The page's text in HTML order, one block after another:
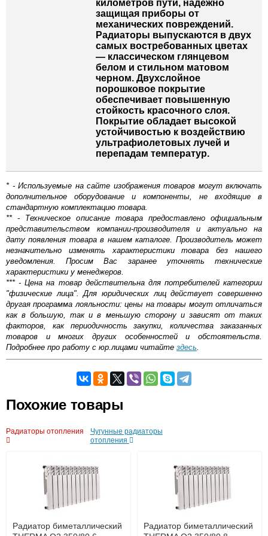
километров пути, надежно
защищая приборы от
механических повреждений.
Радиаторы выпускаются в двух
самых востребованных цветах
— классическом глянцевом
белом и стильном матовом
черном. Двухслойное
порошковое покрытие
обеспечивает повышенную
стойкость красочного слоя.
Покрытие обладает высокой
устойчивостью к воздействию
ультрафиолетовых лучей и
перепадам температур.
* - Используемые на сайте изображения товаров могут включать
дополнительное оборудование и компоненты, не входящие в
стандартную комплектацию товара.
** - Техническое описание товара предоставлено официальным
представительством компании-производителя и актуально на
дату появления товара в нашем каталоге. Производитель может
незначительно изменять характеристики товара без нашего
уведомления. Просим Вас заранее уточнять технические
характеристики у менеджеров.
*** - Цена на товар действительна для потребителей категории
"физические лица". Для юридических лиц действует совершенно
другая программа лояльности: цены на товары могут отличаться
как в большую, так и в меньшую сторону и зависят от таких
факторов, как периодичность закупки, количества заказанных
товаров и многих других особенностей и обстоятельств.
Подробнее про работу с юр.лицами читайте здесь.
Оставьте отзыв
Доставка сантехники по Москве и Московской области
Возможные способы оплаты:
Наличный расчёт
времени
Банковской картой при получении товара как при
доставке, так и самовывозом
Интернет-деньгами (Yandex-деньги, Web-money,
Qiwi-кошельки и другие).
Безналичный расчёт (возможно и с НДС)
подробнее...
Похожие товары
Радиаторы отопления
Чугунные радиаторы
отопления
Радиатор биметаллический
Радиатор биметаллический